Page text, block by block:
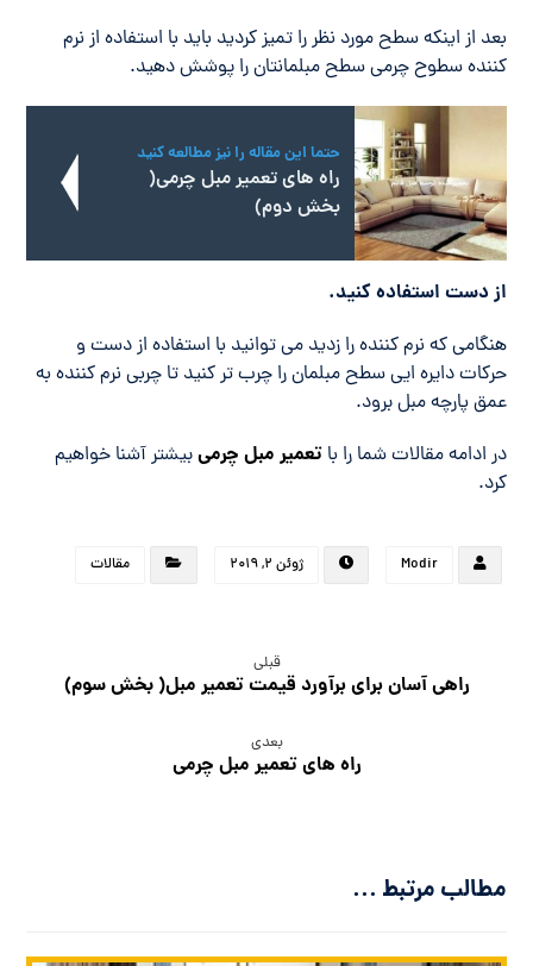
بعد از اینکه سطح مورد نظر را تمیز کردید باید با استفاده از نرم
کننده سطوح چرمی سطح مبلمانتان را پوشش دهید.
حتما این مقاله را نیز مطالعه کنید
راه های تعمیر مبل چرمی(
بخش دوم)
از دست استفاده کنید.
هنگامی که نرم کننده را زدید می توانید با استفاده از دست و
حرکات دایره ایی سطح مبلمان را چرب تر کنید تا چربی نرم کننده به
عمق پارچه مبل برود.
در ادامه مقالات شما را باتعمیر مبل چرمیبیشتر آشنا خواهیم
کرد.
Modir ژوئن ۲, ۲۰۱۹ مقالات
قبلی
راهی آسان برای برآورد قیمت تعمیر مبل( بخش سوم)
بعدی
راه های تعمیر مبل چرمی
مطالب مرتبط ...